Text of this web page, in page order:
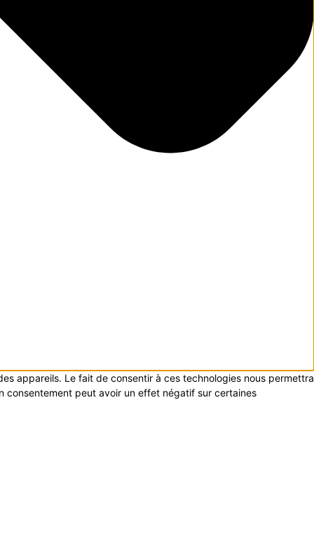
appareils. Le fait de consentir à ces technologies nous permettra
consentement peut avoir un effet négatif sur certaines